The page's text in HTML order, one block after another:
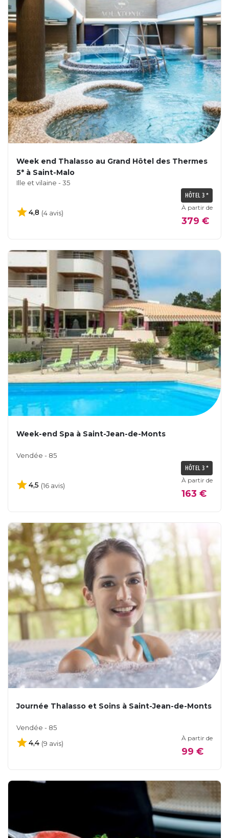
Week end Thalasso au Grand Hôtel des Thermes
5* à Saint-Malo
Ille et vilaine - 35
HÔTEL 3 *
4,8 (4 avis)
À partir de
379 €
Week-end Spa à Saint-Jean-de-Monts
Vendée - 85
HÔTEL 3 *
4,5 (16 avis)
À partir de
163 €
Journée Thalasso et Soins à Saint-Jean-de-Monts
Vendée - 85
4,4 (9 avis)
À partir de
99 €